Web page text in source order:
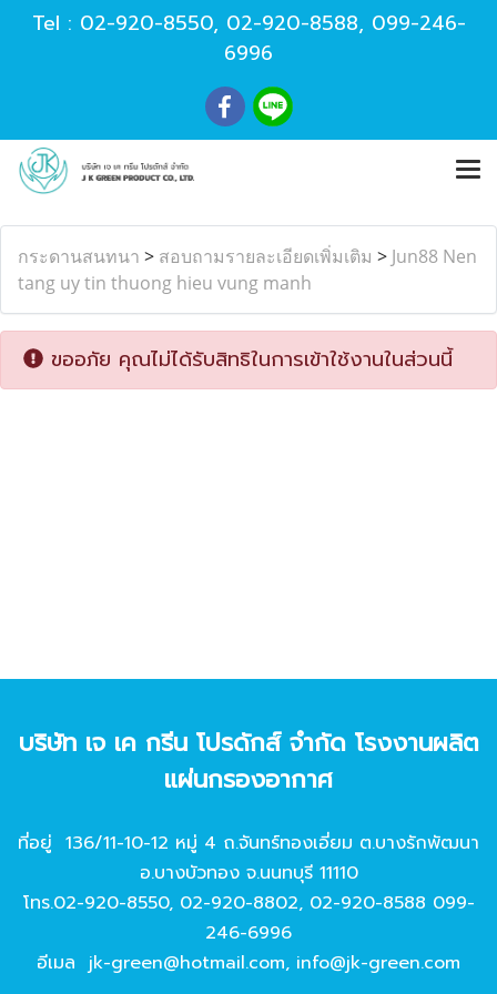
Tel : 02-920-8550, 02-920-8588, 099-246-
6996
กระดานสนทนา > สอบถามรายละเอียดเพิ่มเติม > Jun88 Nen
tang uy tin thuong hieu vung manh
ขออภัย คุณไม่ได้รับสิทธิในการเข้าใช้งานในส่วนนี้
บริษัท เจ เค กรีน โปรดักส์ จํากัด โรงงานผลิต
แผ่นกรองอากาศ
ที่อยู่ 136/11-10-12 หมู่ 4 ถ.จันทร์ทองเอี่ยม ต.บางรักพัฒนา
อ.บางบัวทอง จ.นนทบุรี 11110
โทร.02-920-8550, 02-920-8802, 02-920-8588 099-
246-6996
อีเมล jk-green@hotmail.com, info@jk-green.com